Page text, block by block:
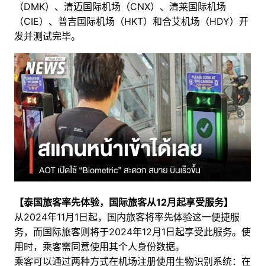
（DMK）、清迈国际机场（CNX）、清莱国际机场
（CIE）、普吉国际机场（HKT）和合艾机场（HDY）开
发并测试完毕。
【泰国旅客率先体验，国际旅客从12月起享受服务】
从2024年11月1日起，国内旅客将率先体验这一便捷服
务，而国际旅客则将于2024年12月1日起享受此服务。使
用时，乘客需同意使用其个人身份数据。
乘客可以通过两种方式在机场注册使用生物识别系统：在